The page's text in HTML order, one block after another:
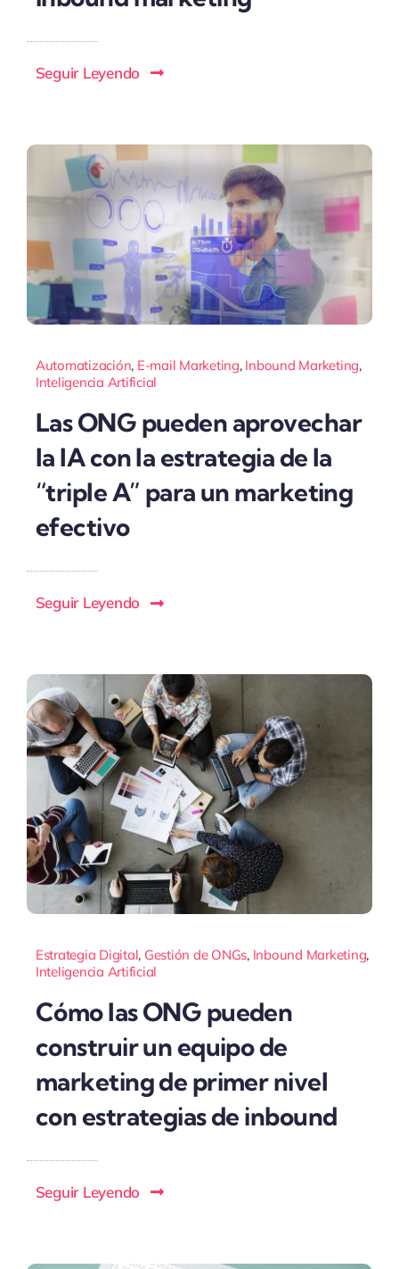
Seguir Leyendo
Automatización, E-mail Marketing, Inbound Marketing,
Inteligencia Artificial
Las ONG pueden aprovechar
la IA con la estrategia de la
“triple A” para un marketing
efectivo
Seguir Leyendo
Estrategia Digital, Gestión de ONGs, Inbound Marketing,
Inteligencia Artificial
Cómo las ONG pueden
construir un equipo de
marketing de primer nivel
con estrategias de inbound
Seguir Leyendo